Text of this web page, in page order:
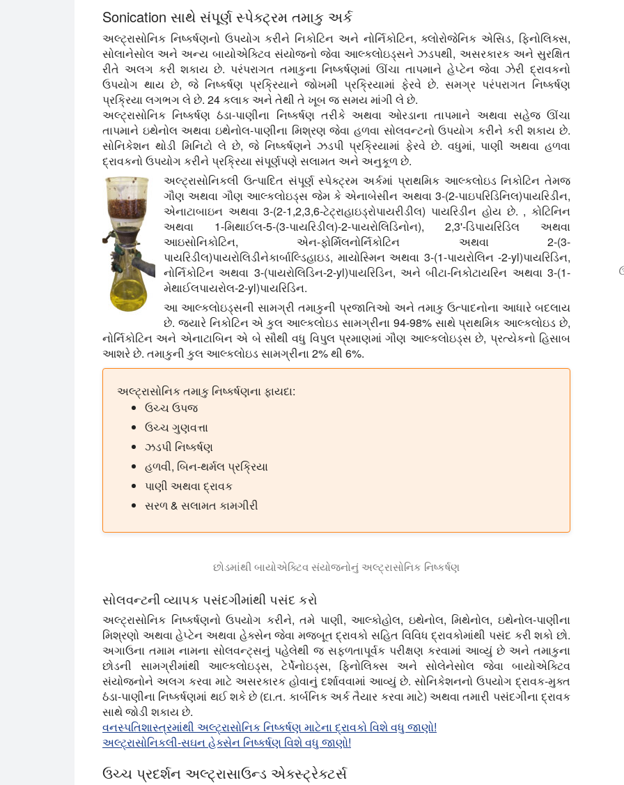
Sonication સાથે સંપૂર્ણ સ્પેક્ટ્રમ તમાકુ અર્ક
અલ્ટ્રાસોનિક નિષ્કર્ષણનો ઉપયોગ કરીને નિકોટિન અને નોર્નિકોટિન, ક્લોરોજેનિક એસિડ, ફિનોલિક્સ,
સોલાનેસોલ અને અન્ય બાયોએક્ટિવ સંયોજનો જેવા આલ્કલોઇડ્સને ઝડપથી, અસરકારક અને સુરક્ષિત
રીતે અલગ કરી શકાય છે. પરંપરાગત તમાકુના નિષ્કર્ષણમાં ઊંચા તાપમાને હેપ્ટેન જેવા ઝેરી દ્રાવકનો
ઉપયોગ થાય છે, જે નિષ્કર્ષણ પ્રક્રિયાને જોખમી પ્રક્રિયામાં ફેરવે છે. સમગ્ર પરંપરાગત નિષ્કર્ષણ
પ્રક્રિયા લગભગ લે છે. 24 કલાક અને તેથી તે ખૂબ જ સમય માંગી લે છે.
અલ્ટ્રાસોનિક નિષ્કર્ષણ ઠંડા-પાણીના નિષ્કર્ષણ તરીકે અથવા ઓરડાના તાપમાને અથવા સહેજ ઊંચા
તાપમાને ઇથેનોલ અથવા ઇથેનોલ-પાણીના મિશ્રણ જેવા હળવા સોલવન્ટનો ઉપયોગ કરીને કરી શકાય છે.
સોનિકેશન થોડી મિનિટો લે છે, જે નિષ્કર્ષણને ઝડપી પ્રક્રિયામાં ફેરવે છે. વધુમાં, પાણી અથવા હળવા
દ્રાવકનો ઉપયોગ કરીને પ્રક્રિયા સંપૂર્ણપણે સલામત અને અનુકૂળ છે.
અલ્ટ્રાસોનિકલી ઉત્પાદિત સંપૂર્ણ સ્પેક્ટ્રમ અર્કમાં પ્રાથમિક આલ્કલોઇડ નિકોટિન તેમજ
ગૌણ અથવા ગૌણ આલ્કલોઇડ્સ જેમ કે એનાબેસીન અથવા 3-(2-પાઇપરિડિનિલ)પાયરિડીન,
એનાટાબાઇન અથવા 3-(2-1,2,3,6-ટેટ્રાહાઇડ્રોપાયરીડીલ) પાયરિડીન હોય છે. , કોટિનિન
અથવા 1-મિથાઈલ-5-(3-પાયરિડીલ)-2-પાયરોલિડિનોન), 2,3'-ડિપાયરિડિલ અથવા
આઇસોનિકોટિન, એન-ફોર્મિલનોર્નિકોટિન અથવા 2-(3-
પાયરિડીલ)પાયરોલિડીનેકાર્બાલ્ડિહાઇડ, માયોસ્મિન અથવા 3-(1-પાયરોલિન -2-yl)પાયરિડિન,
નોર્નિકોટિન અથવા 3-(પાયરોલિડિન-2-yl)પાયરિડિન, અને બીટા-નિકોટાયરિન અથવા 3-(1-
મેથાઈલપાયરોલ-2-yl)પાયરિડિન.
આ આલ્કલોઇડ્સની સામગ્રી તમાકુની પ્રજાતિઓ અને તમાકુ ઉત્પાદનોના આધારે બદલાય
છે. જ્યારે નિકોટિન એ કુલ આલ્કલોઇડ સામગ્રીના 94-98% સાથે પ્રાથમિક આલ્કલોઇડ છે,
નોર્નિકોટિન અને એનાટાબિન એ બે સૌથી વધુ વિપુલ પ્રમાણમાં ગૌણ આલ્કલોઇડ્સ છે, પ્રત્યેકનો હિસાબ
આશરે છે. તમાકુની કુલ આલ્કલોઇડ સામગ્રીના 2% થી 6%.
અલ્ટ્રાસોનિક તમાકુ નિષ્કર્ષણના ફાયદા:
ઉચ્ચ ઉપજ
ઉચ્ચ ગુણવત્તા
ઝડપી નિષ્કર્ષણ
હળવી, બિન-થર્મલ પ્રક્રિયા
પાણી અથવા દ્રાવક
સરળ & સલામત કામગીરી
છોડમાંથી બાયોએક્ટિવ સંયોજનોનું અલ્ટ્રાસોનિક નિષ્કર્ષણ
સોલવન્ટની વ્યાપક પસંદગીમાંથી પસંદ કરો
અલ્ટ્રાસોનિક નિષ્કર્ષણનો ઉપયોગ કરીને, તમે પાણી, આલ્કોહોલ, ઇથેનોલ, મિથેનોલ, ઇથેનોલ-પાણીના
મિશ્રણો અથવા હેપ્ટેન અથવા હેક્સેન જેવા મજબૂત દ્રાવકો સહિત વિવિધ દ્રાવકોમાંથી પસંદ કરી શકો છો.
અગાઉના તમામ નામના સોલવન્ટ્સનું પહેલેથી જ સફળતાપૂર્વક પરીક્ષણ કરવામાં આવ્યું છે અને તમાકુના
છોડની સામગ્રીમાંથી આલ્કલોઇડ્સ, ટેર્પેનોઇડ્સ, ફિનોલિક્સ અને સોલેનેસોલ જેવા બાયોએક્ટિવ
સંયોજનોને અલગ કરવા માટે અસરકારક હોવાનું દર્શાવવામાં આવ્યું છે. સોનિકેશનનો ઉપયોગ દ્રાવક-મુક્ત
ઠંડા-પાણીના નિષ્કર્ષણમાં થઈ શકે છે (દા.ત. કાર્બનિક અર્ક તૈયાર કરવા માટે) અથવા તમારી પસંદગીના દ્રાવક
સાથે જોડી શકાય છે.
વનસ્પતિશાસ્ત્રમાંથી અલ્ટ્રાસોનિક નિષ્કર્ષણ માટેના દ્રાવકો વિશે વધુ જાણો!
અલ્ટ્રાસોનિકલી-સઘન હેક્સેન નિષ્કર્ષણ વિશે વધુ જાણો!
ઉચ્ચ પ્રદર્શન અલ્ટ્રાસાઉન્ડ એક્સ્ટ્રેક્ટર્સ